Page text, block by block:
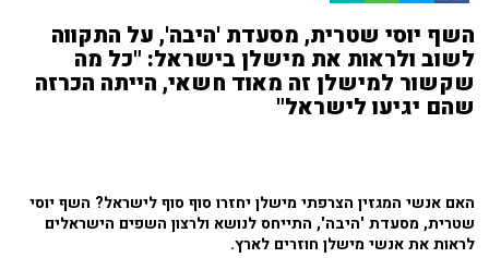
השף יוסי שטרית, מסעדת 'היבה', על התקווה
לשוב ולראות את מישלן בישראל: "כל מה
שקשור למישלן זה מאוד חשאי, הייתה הכרזה
שהם יגיעו לישראל"
האם אנשי המגזין הצרפתי מישלן יחזרו סוף סוף לישראל? השף יוסי
שטרית, מסעדת 'היבה', התייחס לנושא ולרצון השפים הישראלים
לראות את אנשי מישלן חוזרים לארץ.